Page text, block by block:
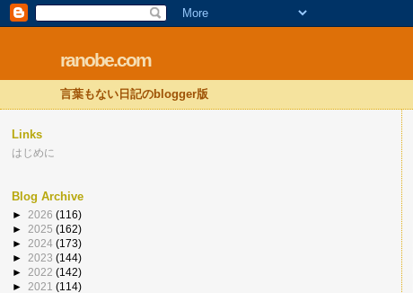
ranobe.com
言葉もない日記のblogger版
Links
はじめに
Blog Archive
► 2026 (116)
► 2025 (162)
► 2024 (173)
► 2023 (144)
► 2022 (142)
► 2021 (114)